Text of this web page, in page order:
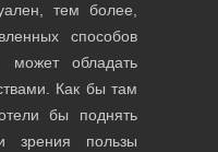
тем более,
способов
может обладать
Как бы там
бы поднять
зрения пользы